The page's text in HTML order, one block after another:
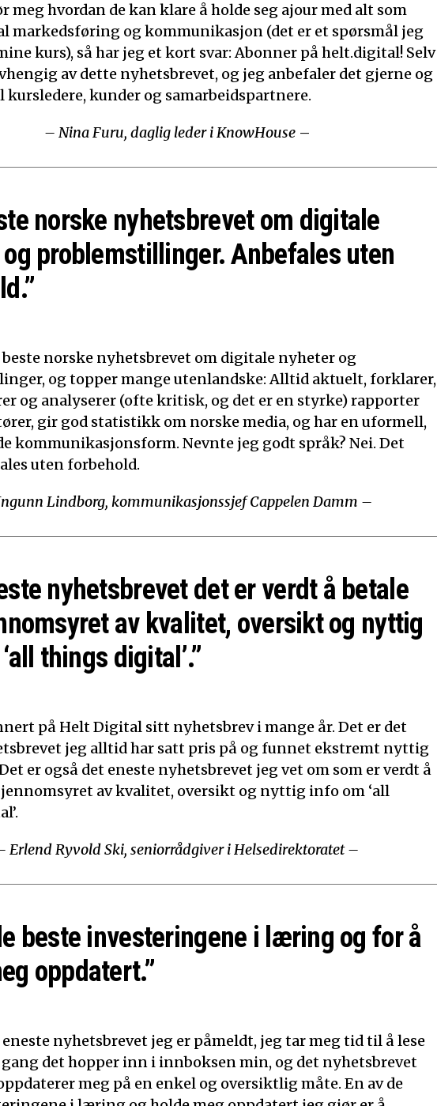
meg hvordan de kan klare å holde seg ajour med alt som
markedsføring og kommunikasjon (det er et spørsmål jeg
kurs), så har jeg et kort svar: Abonner på helt.digital! Selv
av dette nyhetsbrevet, og jeg anbefaler det gjerne og
kursledere, kunder og samarbeidspartnere.
– Nina Furu, daglig leder i KnowHouse–
norske nyhetsbrevet om digitale
problemstillinger. Anbefales uten
norske nyhetsbrevet om digitale nyheter og
og topper mange utenlandske: Alltid aktuelt, forklarer,
og analyserer (ofte kritisk, og det er en styrke) rapporter
gir god statistikk om norske media, og har en uformell,
kommunikasjonsform. Nevnte jeg godt språk? Nei. Det
uten forbehold.
Lindborg, kommunikasjonssjef Cappelen Damm –
nyhetsbrevet det er verdt å betale
av kvalitet, oversikt og nyttig
things digital’.”
på Helt Digital sitt nyhetsbrev i mange år. Det er det
jeg alltid har satt pris på og funnet ekstremt nyttig
er også det eneste nyhetsbrevet jeg vet om som er verdt å
av kvalitet, oversikt og nyttig info om ‘all
Erlend Ryvold Ski, seniorrådgiver i Helsedirektoratet –
beste investeringene i læring og for å
oppdatert.”
nyhetsbrevet jeg er påmeldt, jeg tar meg tid til å lese
gang det hopper inn i innboksen min, og det nyhetsbrevet
meg på en enkel og oversiktlig måte. En av de